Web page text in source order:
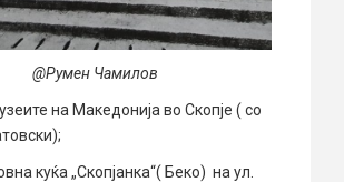
@Румен Чамилов
на Македонија во Скопје ( со
куќа „Скопјанка“( Беко) на ул.